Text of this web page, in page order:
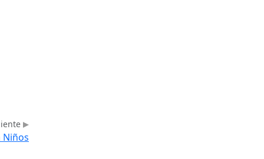
Niños